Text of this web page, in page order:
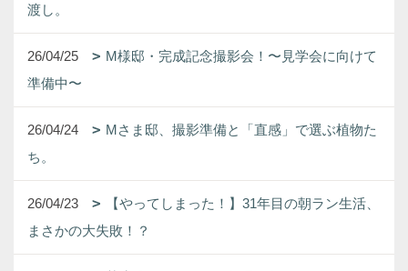
渡し。
26/04/25
M様邸・完成記念撮影会！〜見学会に向けて
準備中〜
26/04/24
Mさま邸、撮影準備と「直感」で選ぶ植物た
ち。
26/04/23
【やってしまった！】31年目の朝ラン生活、
まさかの大失敗！？